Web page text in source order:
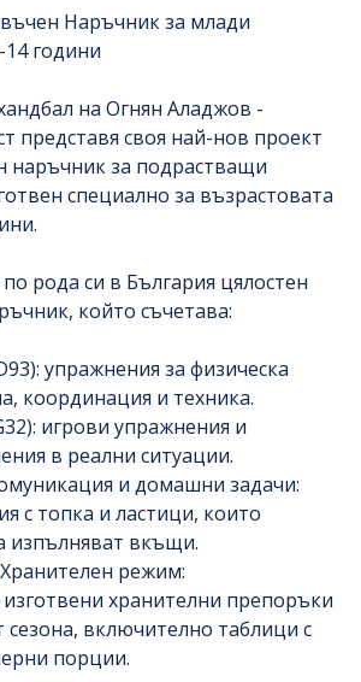
Наръчник за млади
години
на Огнян Аладжов -
представя своя най-нов проект
наръчник за подрастващи
специално за възрастовата
рода си в България цялостен
който съчетава:
упражнения за физическа
координация и техника.
игрови упражнения и
в реални ситуации.
и домашни задачи:
с топка и ластици, които
изпълняват вкъщи.
режим:
хранителни препоръки
сезона, включително таблици с
порции.